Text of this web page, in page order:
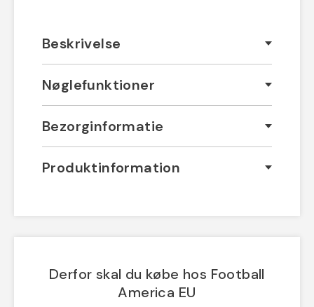
Beskrivelse
Nøglefunktioner
Bezorginformatie
Produktinformation
Derfor skal du købe hos Football
America EU